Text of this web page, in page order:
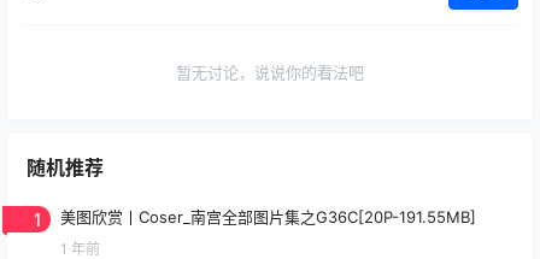
暂无讨论，说说你的看法吧
随机推荐
1 美图欣赏丨Coser_南宫全部图片集之G36C[20P-191.55MB]
1 年前